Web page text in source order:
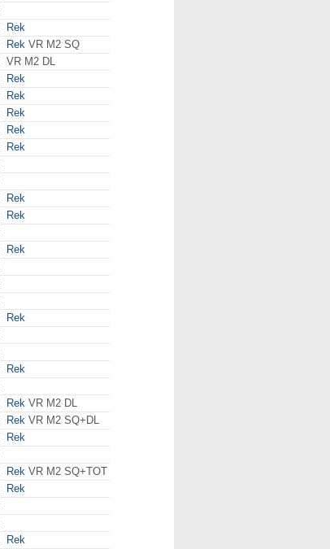
Rek
Rek VR M2 SQ
VR M2 DL
Rek
Rek
Rek
Rek
Rek
Rek
Rek
Rek
Rek
Rek
Rek VR M2 DL
Rek VR M2 SQ+DL
Rek
Rek VR M2 SQ+TOT
Rek
Rek